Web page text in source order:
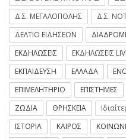
Δ.Σ. ΜΕΓΑΛΟΠΟΛΗΣ
Δ.Σ.
ΔΕΛΤΙΟ ΕΙΔΗΣΕΩΝ
ΕΚΔΗΛΩΣΕΙΣ
ΕΚΔΗΛΩΣΕΙΣ
ΕΚΠΑΙΔΕΥΣΗ
ΕΛΛΑΔΑ
ΕΠΙΜΕΛΗΤΗΡΙΟ
ΕΠΙΣΤΗΜΕΣ
ΖΩΔΙΑ
ΘΡΗΣΚΕΙΑ
ΙΣΤΟΡΙΑ
ΚΑΙΡΟΣ